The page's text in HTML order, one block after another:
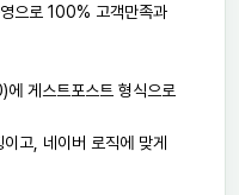
으로 100% 고객만족과
게스트포스트 형식으로
고, 네이버 로직에 맞게